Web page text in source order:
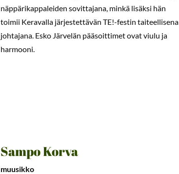
näppärikappaleiden sovittajana, minkä lisäksi hän
toimii Keravalla järjestettävän TE!-festin taiteellisena
johtajana. Esko Järvelän pääsoittimet ovat viulu ja
harmooni.
Sampo Korva
muusikko